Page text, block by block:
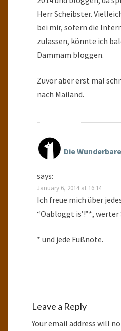
Herr Scheibster.
bei mir, sofern die
zulassen, könnte ich
Dammam bloggen.
Zuvor aber erst mal
nach Mailand.
Die
says:
January 6, 2014 at 16:14
Ich freue mich über
“Oabloggt is’!”*, werter
* und jede Fußnote.
Leave a Reply
Your email address will